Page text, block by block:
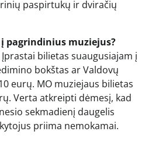
paspirtukų ir dviračių
pagrindinius muziejus?
bilietas suaugusiajam į
bokštas ar Valdovų
eurų. MO muziejaus bilietas
Verta atkreipti dėmesį, kad
sekmadienį daugelis
priima nemokamai.